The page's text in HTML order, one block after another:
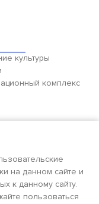
на данном сайте и
к данному сайту.
пользоваться
культуры
комплекс